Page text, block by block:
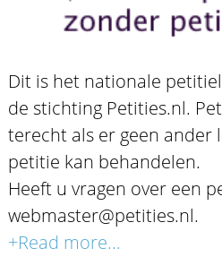
Dit is het nationale
de stichting Petities.nl.
terecht als er geen ander
petitie kan behandelen.
Heeft u vragen over een
webmaster@petities.nl.
+Read more...